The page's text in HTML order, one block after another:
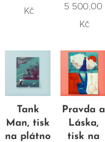
Kč
5 500,00
Kč
Tank
Man, tisk
na plátno
Pravda a
Láska,
tisk na